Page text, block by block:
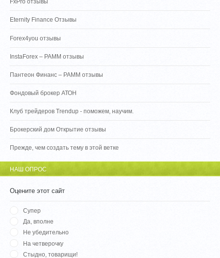
FxPro отзывы
Eternity Finance Отзывы
Forex4you отзывы
InstaForex – PAMM отзывы
Пантеон Финанс – PAMM отзывы
Фондовый брокер АТОН
Клуб трейдеров Trendup - поможем, научим.
Брокерский дом Открытие отзывы
Прежде, чем создать тему в этой ветке
НАШ ОПРОС
Оцените этот сайт
Супер
Да, вполне
Не убедительно
На четверочку
Стыдно, товарищи!